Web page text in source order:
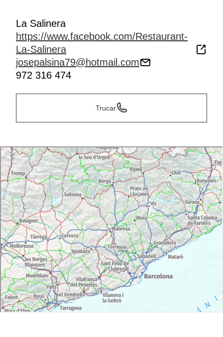
La Salinera
https://www.facebook.com/Restaurant-
La-Salinera
josepalsina79@hotmail.com
972 316 474
Trucar